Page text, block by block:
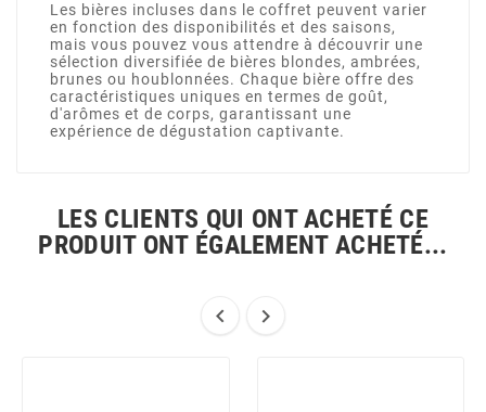
Les bières incluses dans le coffret peuvent varier
en fonction des disponibilités et des saisons,
mais vous pouvez vous attendre à découvrir une
sélection diversifiée de bières blondes, ambrées,
brunes ou houblonnées. Chaque bière offre des
caractéristiques uniques en termes de goût,
d'arômes et de corps, garantissant une
expérience de dégustation captivante.
LES CLIENTS QUI ONT ACHETÉ CE
PRODUIT ONT ÉGALEMENT ACHETÉ...
 